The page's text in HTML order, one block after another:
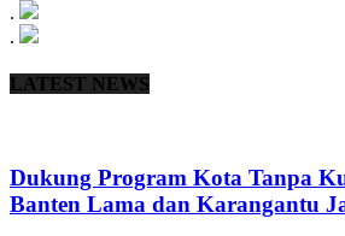
.
.
LATEST NEWS
Dukung Program Kota Tanpa
Banten Lama dan Karangantu